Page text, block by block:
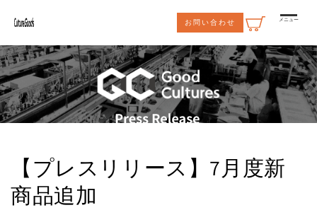
ンツに
進む
お問い合わせ メニュー
【プレスリリース】7月度新
商品追加